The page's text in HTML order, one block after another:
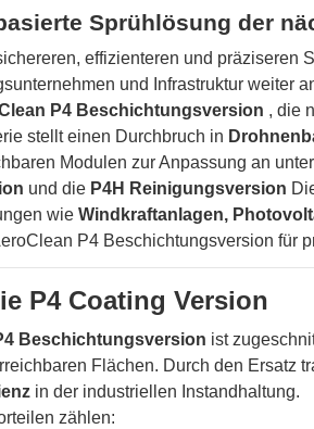
Sprühlösung der
effizienteren und präziseren
und Infrastruktur weiter
P4 Beschichtungsversion , die
stellt einen Durchbruch in
Modulen zur Anpassung an
und die P4H Reinigungsversion
wie Windkraftanlagen,
P4 Coating Version
Beschichtungsversion ist
Flächen. Durch den Ersatz
in der industriellen Instandhaltung.
zählen: